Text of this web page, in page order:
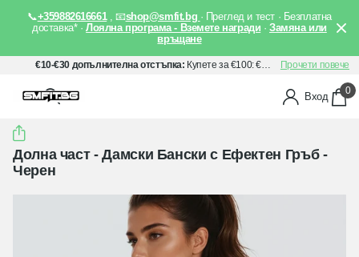
📞+359882616661 , 📧shop@smfit.bg · Преглед и тест · Безплатна
доставка* ·Лоялна програма - Вземете награди ·Замяна или
връщане
€10-€30 допълнителна отстъпка: Купете за €100: €10 отстъпка, Купете за €150: €20 отстъпка, Купете за €200: €30 отстъпка. Прилага се автоматично след добавяне на артикули в количката Ви. Прочети повече
Вход 0
Долна част - Дамски Бански с Ефектен Гръб -
Черен